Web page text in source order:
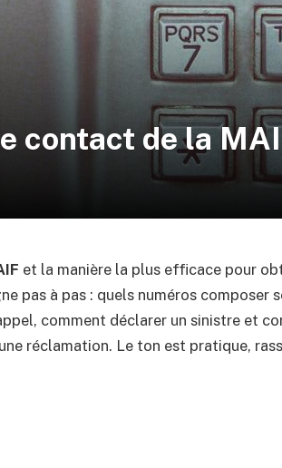
contact de la
et la manière la plus efficace pour
pas à pas : quels numéros composer
comment déclarer un sinistre et
réclamation. Le ton est pratique,